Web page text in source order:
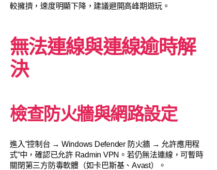
較擁擠，速度明顯下降，建議避開高峰期遊玩。
無法連線與連線逾時解
決
檢查防火牆與網路設定
進入”控制台 → Windows Defender 防火牆 → 允許應用程
式”中，確認已允許 Radmin VPN。若仍無法連線，可暫時
關閉第三方防毒軟體（如卡巴斯基、Avast）。